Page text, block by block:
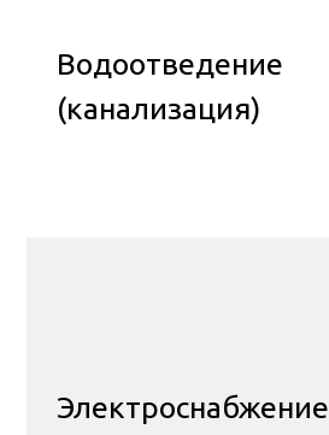
Водоотведение
(канализация)
Электроснабжение